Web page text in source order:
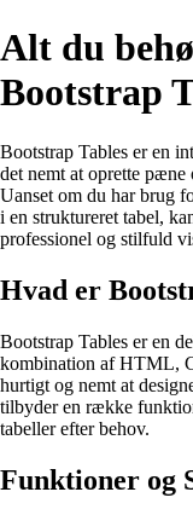
Alt du
Bootstrap
Bootstrap Tables er en
det nemt at oprette pæne
Uanset om du har brug
i en struktureret tabel,
professionel og stilfuld
Hvad er
Bootstrap Tables er en
kombination af HTML,
hurtigt og nemt at
tilbyder en række
tabeller efter behov.
Funktioner og